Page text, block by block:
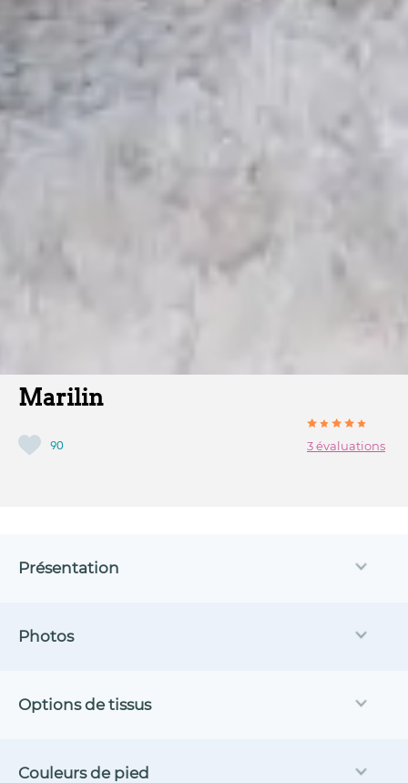
Marilin
90 3 évaluations
Présentation
Photos
Options de tissus
Couleurs de pied